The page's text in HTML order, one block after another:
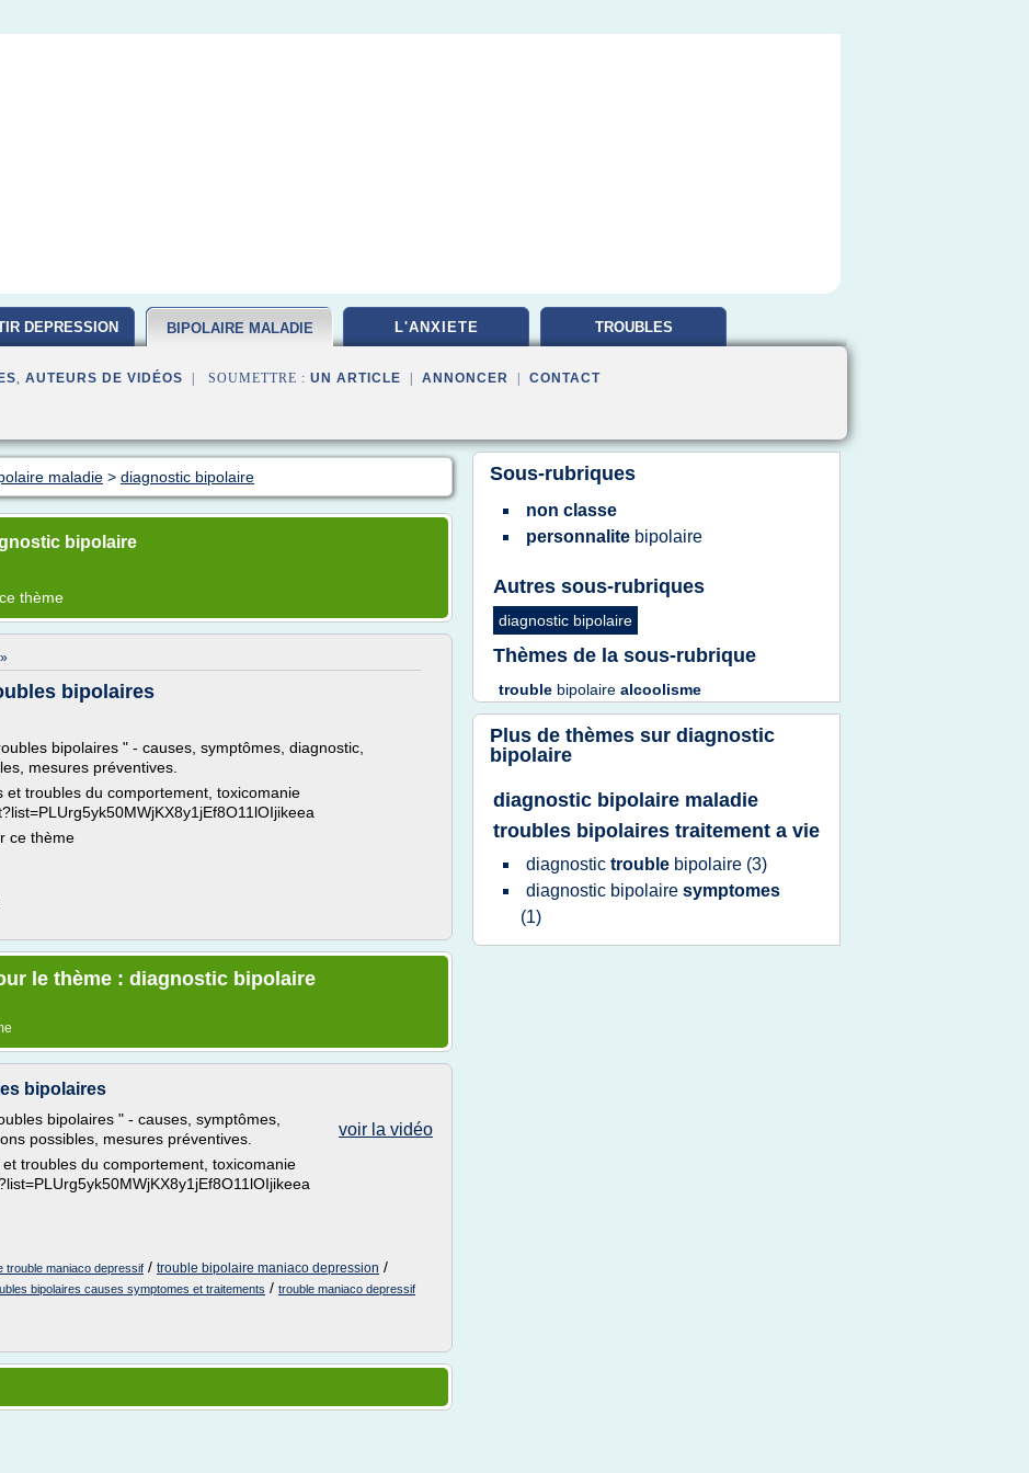
DEPRESSION BIPOLAIRE MALADIE L'ANXIETE TROUBLES
, AUTEURS DE VIDÉOS | SOUMETTRE : UN ARTICLE ANNONCER CONTACT
maladie > diagnostic bipolaire
bipolaire
thème
bipolaires
bipolaires " - causes, symptômes, diagnostic,
mesures préventives.
et troubles du comportement, toxicomanie
ce thème
le thème : diagnostic bipolaire
bipolaires
voir la vidéo
bipolaires " - causes, symptômes,
possibles, mesures préventives.
troubles du comportement, toxicomanie
trouble maniaco depressif / trouble bipolaire maniaco depression /
bipolaires causes symptomes et traitements / trouble maniaco depressif
Sous-rubriques
non classe
personnalite bipolaire
Autres sous-rubriques
diagnostic bipolaire
Thèmes de la sous-rubrique
trouble bipolaire alcoolisme
Plus de thèmes sur diagnostic
bipolaire
diagnostic bipolaire maladie
troubles bipolaires traitement a vie
diagnostic trouble bipolaire (3)
diagnostic bipolaire symptomes
(1)